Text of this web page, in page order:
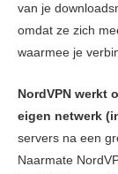
van je
omdat ze zich
waarmee je
NordVPN werkt
eigen netwerk
servers na een
Naarmate